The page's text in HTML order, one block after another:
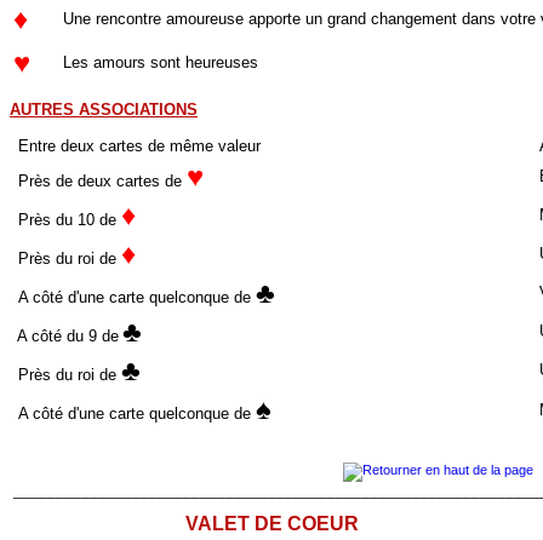
♦ Une rencontre amoureuse apporte un grand changement dans votre
♥ Les amours sont heureuses
AUTRES ASSOCIATIONS
Entre deux cartes de même valeur
Près de deux cartes de ♥
Près du 10 de ♦
Près du roi de ♦
A côté d'une carte quelconque de ♣
A côté du 9 de ♣
Près du roi de ♣
A côté d'une carte quelconque de ♠
VALET DE COEUR